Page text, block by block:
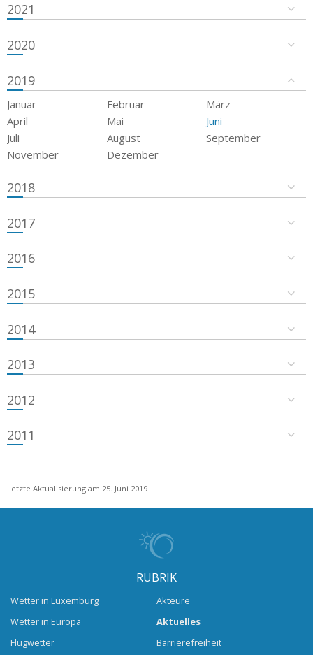
2021
2020
2019
Januar Februar
März
April
Mai
Juni
Juli
August
September
November
Dezember
2018
2017
2016
2015
2014
2013
2012
2011
Letzte Aktualisierung am 25. Juni 2019
RUBRIK
Wetter in Luxemburg
Wetter in Europa
Flugwetter
Akteure
Aktuelles
Barrierefreiheit